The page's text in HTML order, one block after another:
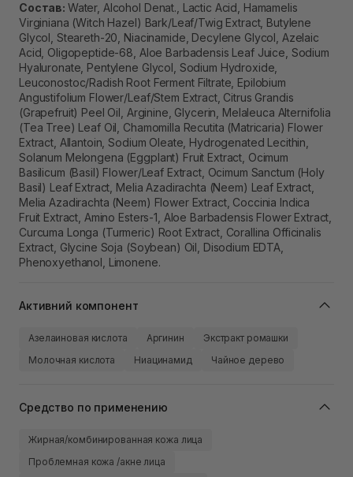
Состав: Water, Alcohol Denat., Lactic Acid, Hamamelis
Virginiana (Witch Hazel) Bark/Leaf/Twig Extract, Butylene
Glycol, Steareth-20, Niacinamide, Decylene Glycol, Azelaic
Acid, Oligopeptide-68, Aloe Barbadensis Leaf Juice, Sodium
Hyaluronate, Pentylene Glycol, Sodium Hydroxide,
Leuconostoc/Radish Root Ferment Filtrate, Epilobium
Angustifolium Flower/Leaf/Stem Extract, Citrus Grandis
(Grapefruit) Peel Oil, Arginine, Glycerin, Melaleuca Alternifolia
(Tea Tree) Leaf Oil, Chamomilla Recutita (Matricaria) Flower
Extract, Allantoin, Sodium Oleate, Hydrogenated Lecithin,
Solanum Melongena (Eggplant) Fruit Extract, Ocimum
Basilicum (Basil) Flower/Leaf Extract, Ocimum Sanctum (Holy
Basil) Leaf Extract, Melia Azadirachta (Neem) Leaf Extract,
Melia Azadirachta (Neem) Flower Extract, Coccinia Indica
Fruit Extract, Amino Esters-1, Aloe Barbadensis Flower Extract,
Curcuma Longa (Turmeric) Root Extract, Corallina Officinalis
Extract, Glycine Soja (Soybean) Oil, Disodium EDTA,
Phenoxyethanol, Limonene.
Активний компонент
Азелаиновая кислота Аргинин
Экстракт ромашки
Молочная кислота
Ниацинамид Чайное дерево
Средство по применению
Жирная/комбинированная кожа лица
Проблемная кожа /акне лица